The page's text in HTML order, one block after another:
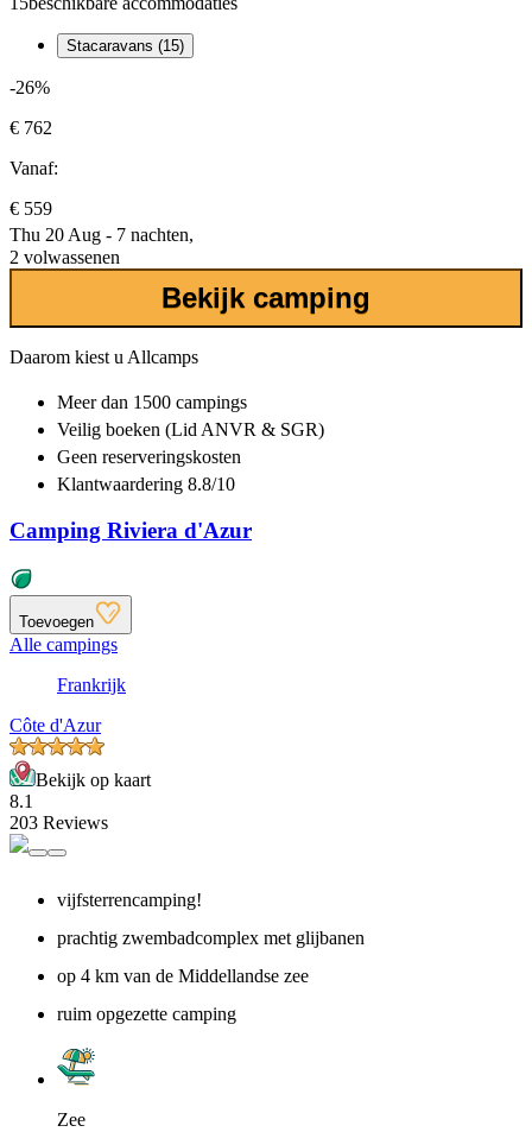
Stacaravans (15)
-26%
€ 762
Vanaf:
€ 559
Thu 20 Aug - 7 nachten,
2 volwassenen
Bekijk camping
Daarom kiest u Allcamps
Meer dan 1500 campings
Veilig boeken (Lid ANVR & SGR)
Geen reserveringskosten
Klantwaardering 8.8/10
Camping Riviera d'Azur
Toevoegen
Alle campings
Frankrijk
Côte d'Azur
Bekijk op kaart
8.1
203 Reviews
vijfsterrencamping!
prachtig zwembadcomplex met glijbanen
op 4 km van de Middellandse zee
ruim opgezette camping
Zee